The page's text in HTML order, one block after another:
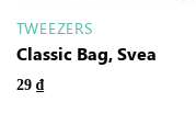
TWEEZERS
Classic Bag, Svea
29 ₫